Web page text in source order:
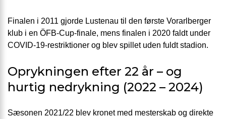
Finalen i 2011 gjorde Lustenau til den første Vorarlberger
klub i en ÖFB-Cup-finale, mens finalen i 2020 faldt under
COVID-19-restriktioner og blev spillet uden fuldt stadion.
Oprykningen efter 22 år – og
hurtig nedrykning (2022 – 2024)
Sæsonen 2021/22 blev kronet med mesterskab og direkte